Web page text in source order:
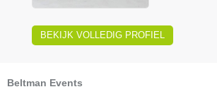
BEKIJK VOLLEDIG PROFIEL
Beltman Events